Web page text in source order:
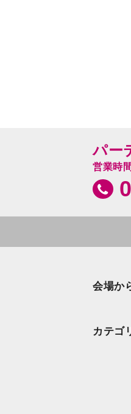
パー
営業時
会場か
カテゴ